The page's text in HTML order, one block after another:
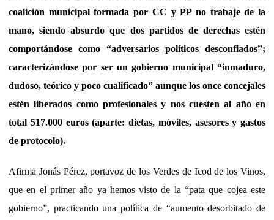
coalición municipal formada por CC y PP no trabaje de la
mano, siendo absurdo que dos partidos de derechas estén
comportándose como “adversarios políticos desconfiados”;
caracterizándose por ser un gobierno municipal “inmaduro,
dudoso, teórico y poco cualificado” aunque los once concejales
estén liberados como profesionales y nos cuesten al año en
total 517.000 euros (aparte: dietas, móviles, asesores y gastos
de protocolo).
Afirma Jonás Pérez, portavoz de los Verdes de Icod de los Vinos,
que en el primer año ya hemos visto de la “pata que cojea este
gobierno”, practicando una política de “aumento desorbitado de